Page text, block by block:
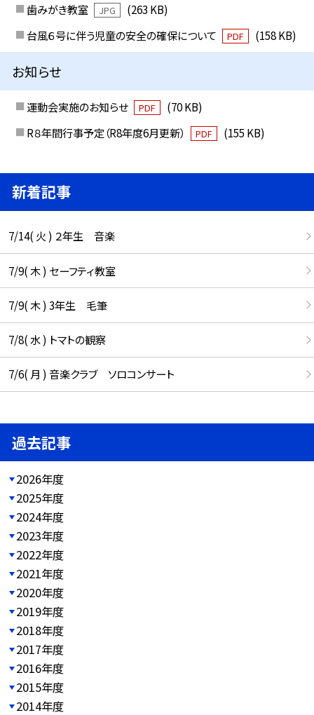
歯みがき教室 JPG
(263 KB)
台風６号に伴う児童の安全の確保について
PDF (158 KB)
お知らせ
運動会実施のお知らせ PDF
(70 KB)
R８年間行事予定（R8年度6月更新）
PDF (155 KB)
新着記事
7/14( 火 ) ２年生 音楽
7/9( 木 ) セーフティ教室
7/9( 木 ) 3年生 毛筆
7/8( 水 ) トマトの観察
7/6( 月 ) 音楽クラブ ソロコンサート
過去記事
2026年度
2025年度
2024年度
2023年度
2022年度
2021年度
2020年度
2019年度
2018年度
2017年度
2016年度
2015年度
2014年度